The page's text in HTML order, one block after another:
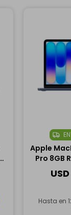
Apple
Pro 8GB
USD
Hasta en